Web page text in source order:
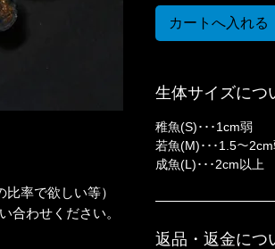
率で欲しい等）
合わせください。
カートへ入れる
生体サイズにつ
稚魚(S)･･･1cm弱
若魚(M)･･･1.5〜
成魚(L)･･･2cm以上
返品・返金につ